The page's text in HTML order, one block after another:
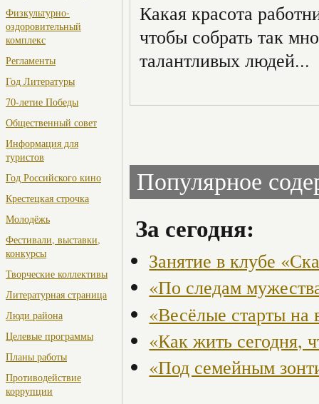
Физкультурно-
оздоровительный
комплекс
Регламенты
Год Литературы
70-летие Победы
Общественный совет
Информация для
туристов
Год Российского кино
Крестецкая строчка
Молодёжь
Фестивали, выставки,
конкурсы
Творческие коллективы
Литературная страница
Люди района
Целевые программы
Планы работы
Противодействие
коррупции
Какая красота
чтобы собрать так
талантливых людей...
Популярное
За сегодня:
Занятие в клубе
«По следам
«Весёлые старты на
«Как жить сегодня,
«Под семейным